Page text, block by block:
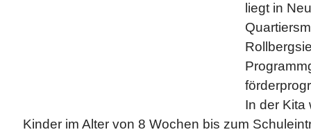
liegt in
In der Kita
Kinder im Alter von 8 Wochen bis zum